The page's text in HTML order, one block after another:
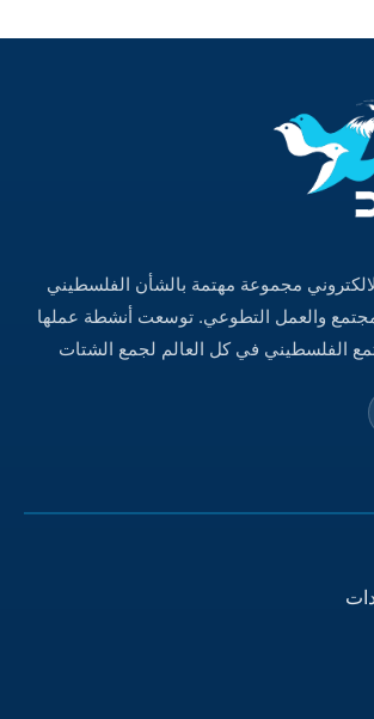
مجموعة مهتمة بالشأن الفلسطيني
والعمل التطوعي. توسعت أنشطة عملها
الفلسطيني في كل العالم لجمع الشتات